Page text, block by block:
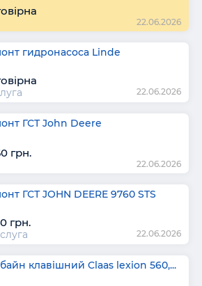
22.06.2026
гидронасоса Linde
22.06.2026
ГСТ John Deere
грн.
22.06.2026
ГСТ JOHN DEERE 9760 STS
грн.
22.06.2026
клавішний Claas lexion 560,...